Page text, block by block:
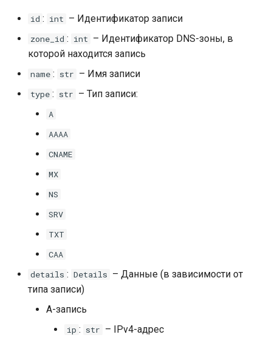
id : int – Идентификатор записи
zone_id : int – Идентификатор DNS-зоны, в
которой находится запись
name : str – Имя записи
type : str – Тип записи:
A
AAAA
CNAME
MX
NS
SRV
TXT
CAA
details : Details – Данные (в зависимости от
типа записи)
A-запись
ip : str – IPv4-адрес